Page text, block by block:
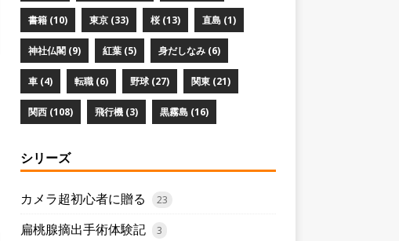
書籍 (10) 東京 (33) 桜 (13) 直島 (1)
神社仏閣 (9) 紅葉 (5) 身だしなみ (6)
車 (4) 転職 (6) 野球 (27) 関東 (21)
関西 (108) 飛行機 (3) 黒霧島 (16)
シリーズ
カメラ超初心者に贈る 23
扁桃腺摘出手術体験記 3